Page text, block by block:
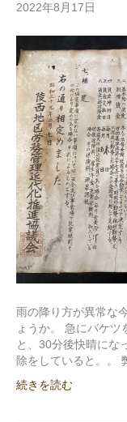
2022年8月17日
雨の降り方が異常な
ょうか。 急にバケ
と、30分後快晴にな
除をしていると。。
続きを読む